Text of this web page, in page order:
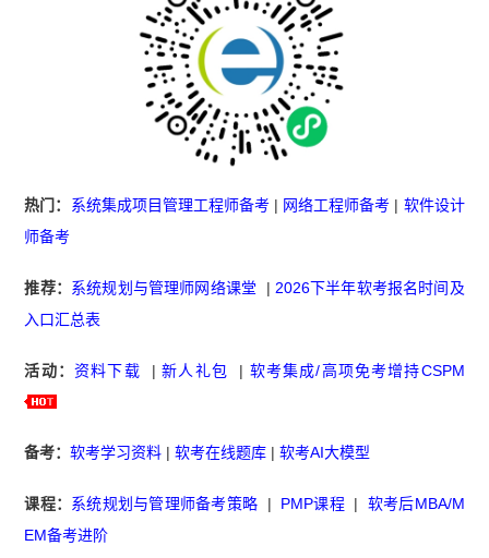
热门： 系统集成项目管理工程师备考 | 网络工程师备考 | 软件设计
师备考
推荐： 系统规划与管理师网络课堂 | 2026下半年软考报名时间及
入口汇总表
活动： 资料下载 |新人礼包 | 软考集成/高项免考增持CSPM
备考：软考学习资料 |软考在线题库 |软考AI大模型
课程： 系统规划与管理师备考策略 | PMP课程| 软考后MBA/M
EM备考进阶